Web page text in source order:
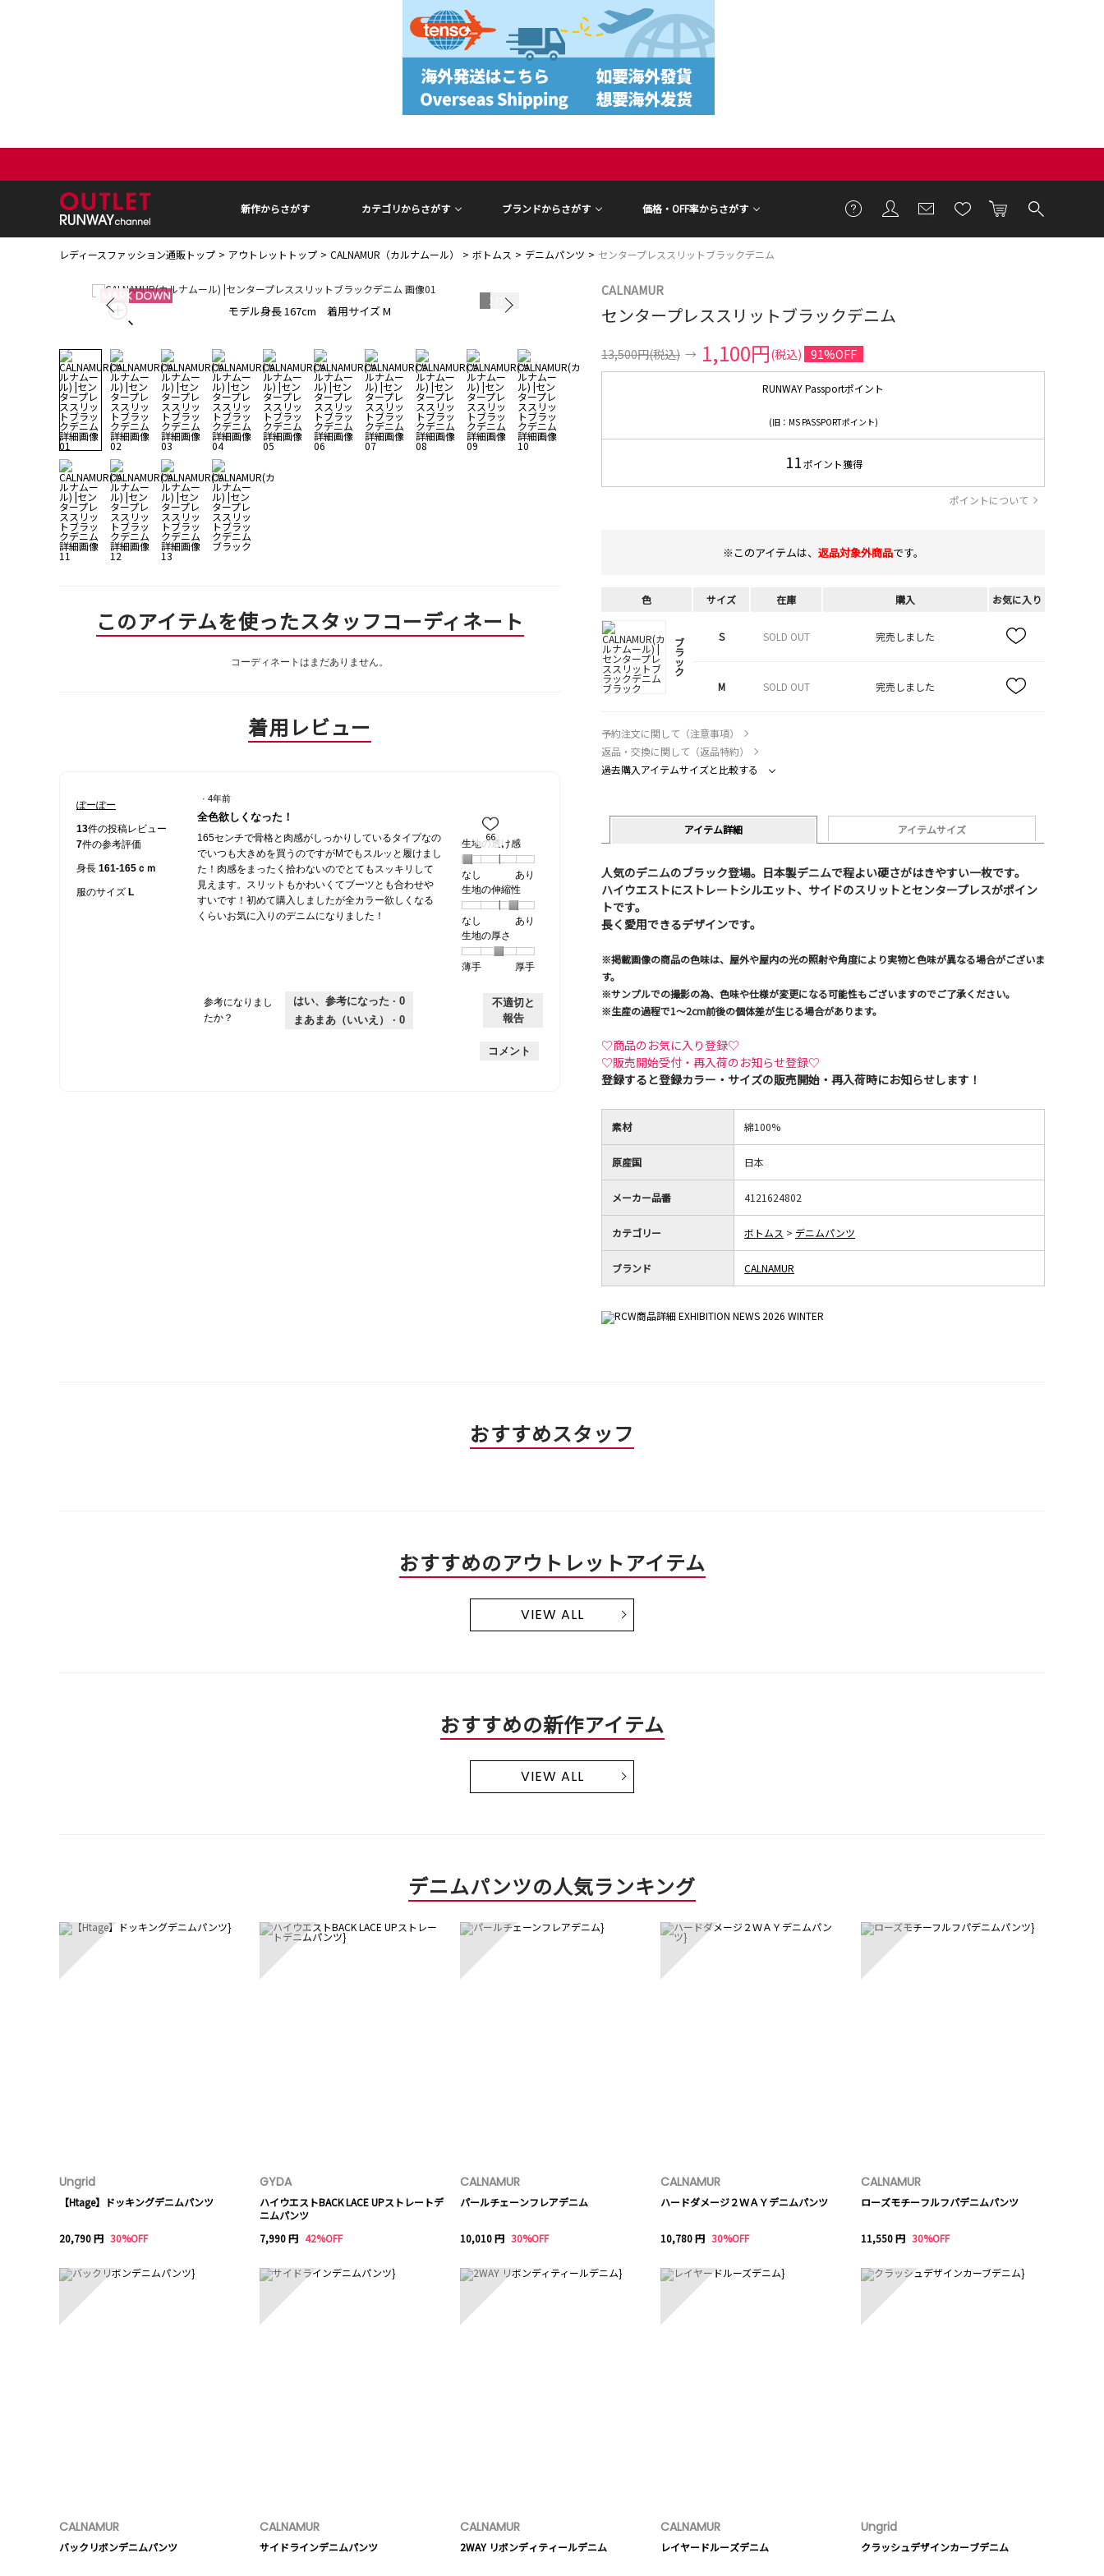
新作からさがす カテゴリからさがす ブランドからさがす 価格・OFF率からさがす
レディースファッション通販トップ アウトレットトップ CALNAMUR（カルナムール） ボトムス デニムパンツ センタープレススリットブラックデニム
モデル身長 167cm 着用サイズ M モデル身長 167cm 着用サイズ M
66
1 14
このアイテムを使ったスタッフコーディネート
コーディネートはまだありません。
着用レビュー
ぽーぽー
13件の投稿レビュー
7件の参考評価
身長 161-165ｃｍ
服のサイズ L
5
／
5
個
で
す。
· 4年前
全色欲しくなった！
165センチで骨格と肉感がしっかりしているタイプなの
でいつも大きめを買うのですがMでもスルッと履けまし
た！肉感をまったく拾わないのでとてもスッキリして
見えます。スリットもかわいくてブーツとも合わせや
すいです！初めて購入しましたが全カラー欲しくなる
くらいお気に入りのデニムになりました！
生地の透け感
なし
1
個
な
し
あり
の
評
は
あ
地
の
け
感,
的
な
価
生地の伸縮性
なし
1
個
し
あり
の
評
あ
り
地
の
性,
平
的
生地の厚さ
薄手
個
は
手
厚手
評
価
厚
の
厚
平
参考になりまし
たか？
はい、参考になった · 0
まあまあ（いいえ） · 0
不適切と
報告
コメント
CALNAMUR
センタープレススリットブラックデニム
13,500円(税込) → 1,100円(税込) 91%OFF
RUNWAY Passportポイント
(旧：MS PASSPORTポイント)
11ポイント獲得
ポイントについて
※このアイテムは、 返品対象外商品です。
色 サイズ 在庫 購入 お気に入り
ブ
ラ
ッ
ク
S SOLD OUT 完売しました
M SOLD OUT 完売しました
予約注文に関して（注意事項）
返品・交換に関して（返品特約）
過去購入アイテムサイズと比較する
アイテム詳細 アイテムサイズ
人気のデニムのブラック登場。日本製デニムで程よい硬さがはきやすい一枚です。
ハイウエストにストレートシルエット、サイドのスリットとセンタープレスがポイン
トです。
長く愛用できるデザインです。
※掲載画像の商品の色味は、屋外や屋内の光の照射や角度により実物と色味が異なる場合がございま
す。
※サンプルでの撮影の為、色味や仕様が変更になる可能性もございますのでご了承ください。
※生産の過程で1～2cm前後の個体差が生じる場合があります。
♡商品のお気に入り登録♡
♡販売開始受付・再入荷のお知らせ登録♡
登録すると登録カラー・サイズの販売開始・再入荷時にお知らせします！
素材 綿100%
原産国 日本
メーカー品番 4121624802
カテゴリー ボトムス > デニムパンツ
ブランド CALNAMUR
おすすめスタッフ
おすすめのアウトレットアイテム
VIEW ALL
おすすめの新作アイテム
VIEW ALL
デニムパンツの人気ランキング
Ungrid
【Htage】ドッキングデニムパンツ
20,790 円 30%OFF
GYDA
ハイウエストBACK LACE UPストレートデ
ニムパンツ
7,990 円 42%OFF
CALNAMUR
パールチェーンフレアデニム
10,010 円 30%OFF
CALNAMUR
ハードダメージ２ＷＡＹデニムパンツ
10,780 円 30%OFF
CALNAMUR
ローズモチーフルフパデニムパンツ
11,550 円 30%OFF
CALNAMUR
バックリボンデニムパンツ
CALNAMUR
サイドラインデニムパンツ
CALNAMUR
2WAY リボンディティールデニム
CALNAMUR
レイヤードルーズデニム
Ungrid
クラッシュデザインカーブデニム